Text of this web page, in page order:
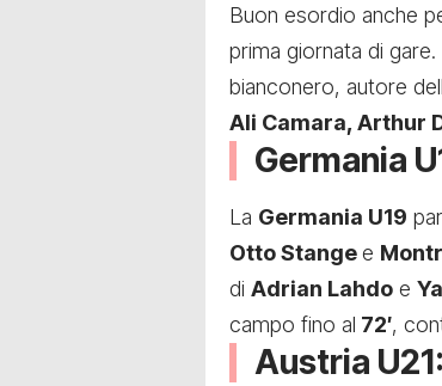
Buon esordio anche
prima giornata di
bianconero, autore
Ali Camara, Arthur
Germania
La Germania U19
Otto Stangee
di Adrian Lahdo e
campo fino al 72′,
Austria